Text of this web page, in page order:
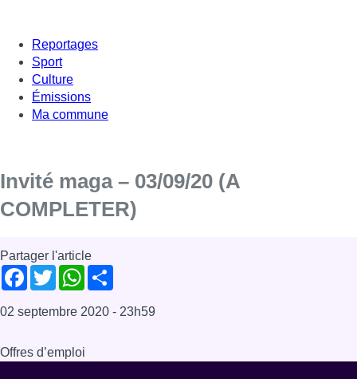
Reportages
Sport
Culture
Émissions
Ma commune
Invité maga – 03/09/20 (A
COMPLETER)
Partager l'article
Facebook
TwitterWhatsApp
02 septembre 2020 - 23h59
Offres d’emploi